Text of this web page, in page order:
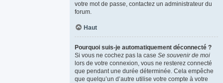
votre mot de passe, contactez un administrateur du
forum.
Haut
Pourquoi suis-je automatiquement déconnecté ?
Si vous ne cochez pas la case Se souvenir de moi
lors de votre connexion, vous ne resterez connecté
que pendant une durée déterminée. Cela empêche
que quelqu’un d’autre utilise votre compte à votre